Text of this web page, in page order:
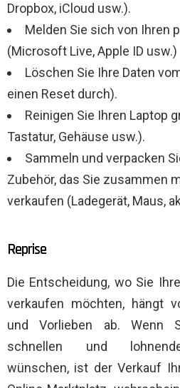
Dropbox, iCloud usw.).
Melden Sie sich von Ihren
(Microsoft Live, Apple ID usw.)
Löschen Sie Ihre Daten
einen Reset durch).
Reinigen Sie Ihren Laptop
Tastatur, Gehäuse usw.).
Sammeln und verpacken
Zubehör, das Sie zusammen
verkaufen (Ladegerät, Maus,
Reprise
Die Entscheidung, wo Sie
verkaufen möchten, hängt
und Vorlieben ab. Wenn
schnellen und
wünschen, ist der Verkauf